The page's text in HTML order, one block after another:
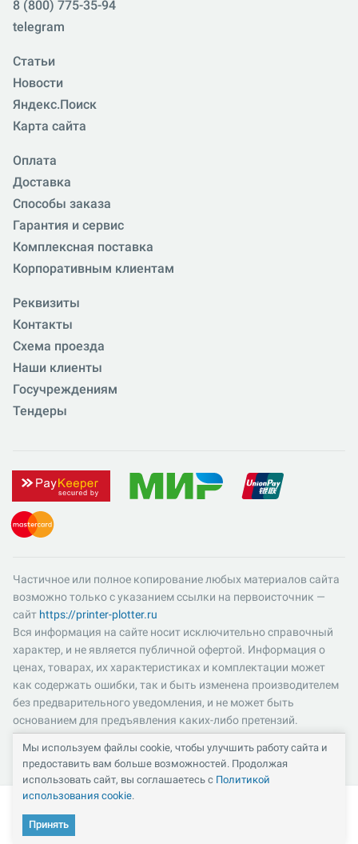
Кабинет
8 (800) 775-35-94
telegram
Статьи
Новости
Яндекс.Поиск
Карта сайта
Оплата
Доставка
Способы заказа
Гарантия и сервис
Комплексная поставка
Корпоративным клиентам
Реквизиты
Контакты
Схема проезда
Наши клиенты
Госучреждениям
Тендеры
Частичное или полное копирование любых материалов сайта
возможно только с указанием ссылки на первоисточник —
сайт https://printer-plotter.ru
Вся информация на сайте носит исключительно справочный
характер, и не является публичной офертой. Информация о
ценах, товарах, их характеристиках и комплектации может
как содержать ошибки, так и быть изменена производителем
без предварительного уведомления, и не может быть
основанием для предъявления каких-либо претензий.
Пожалуйста, уточняйте существенные для вас характеристики
и компоненты комплектации товаров. Все цены указаны в
российских рублях и включают в себя НДС 22%.
Мы используем файлы cookie, чтобы улучшить работу сайта и
предоставить вам больше возможностей. Продолжая
использовать сайт, вы соглашаетесь с Политикой
использования cookie.
Принять